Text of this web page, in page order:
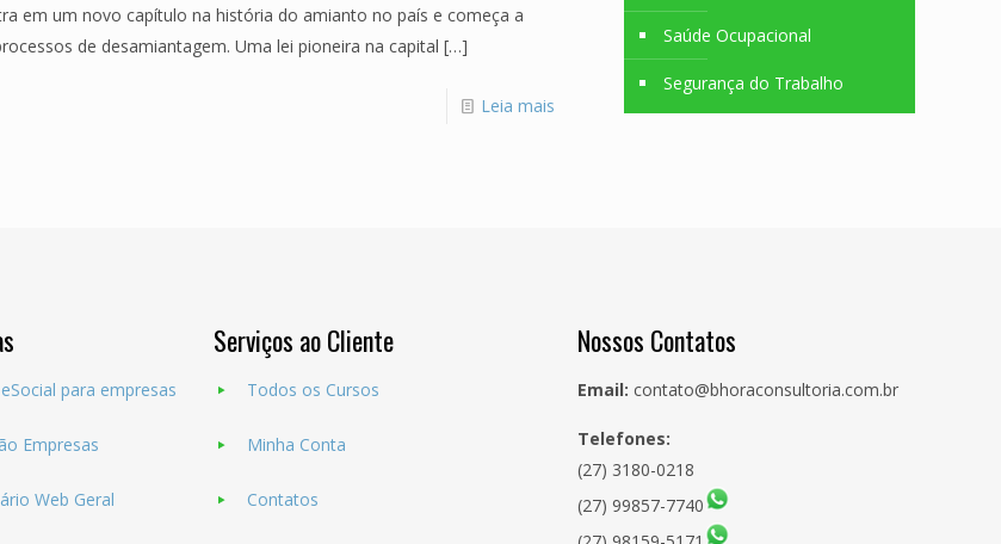
em um novo capítulo na história do amianto no país e começa a
de desamiantagem. Uma lei pioneira na capital […]
Leia mais
Saúde Ocupacional
Segurança do Trabalho
para empresas
Empresas
Web Geral
Serviços ao Cliente
Todos os Cursos
Minha Conta
Contatos
Nossos Contatos
Email: contato@bhoraconsultoria.com.br
Telefones:
(27) 3180-0218
(27) 99857-7740